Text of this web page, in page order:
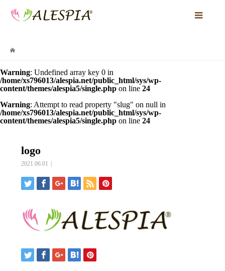
Warning: Undefined array key 0 in
/home/xs796013/alespia.net/public_html/sys/wp-
content/themes/alespia5/single.php on line 24
Warning: Attempt to read property "slug" on null in
/home/xs796013/alespia.net/public_html/sys/wp-
content/themes/alespia5/single.php on line 24
logo
2021.06.01